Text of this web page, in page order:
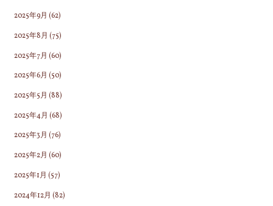
2025年9月 (62)
2025年8月 (75)
2025年7月 (60)
2025年6月 (50)
2025年5月 (88)
2025年4月 (68)
2025年3月 (76)
2025年2月 (60)
2025年1月 (57)
2024年12月 (82)